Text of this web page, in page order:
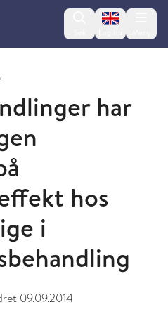
Change
har
hos
i
09.09.2014